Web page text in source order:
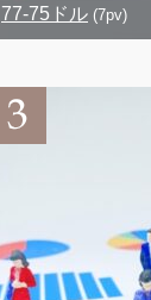
77-75ドル (7pv)